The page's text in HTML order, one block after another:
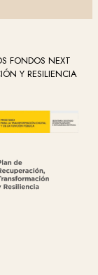
FONDOS NEXT
Y RESILIENCIA